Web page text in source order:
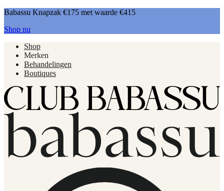
Babassu Knapzak €175 met waarde €415
Shop nu
Shop
Merken
Behandelingen
Boutiques